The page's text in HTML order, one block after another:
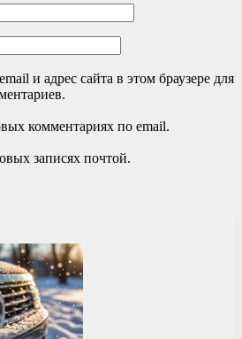
и адрес сайта в этом браузере для
комментариях по email.
записях почтой.